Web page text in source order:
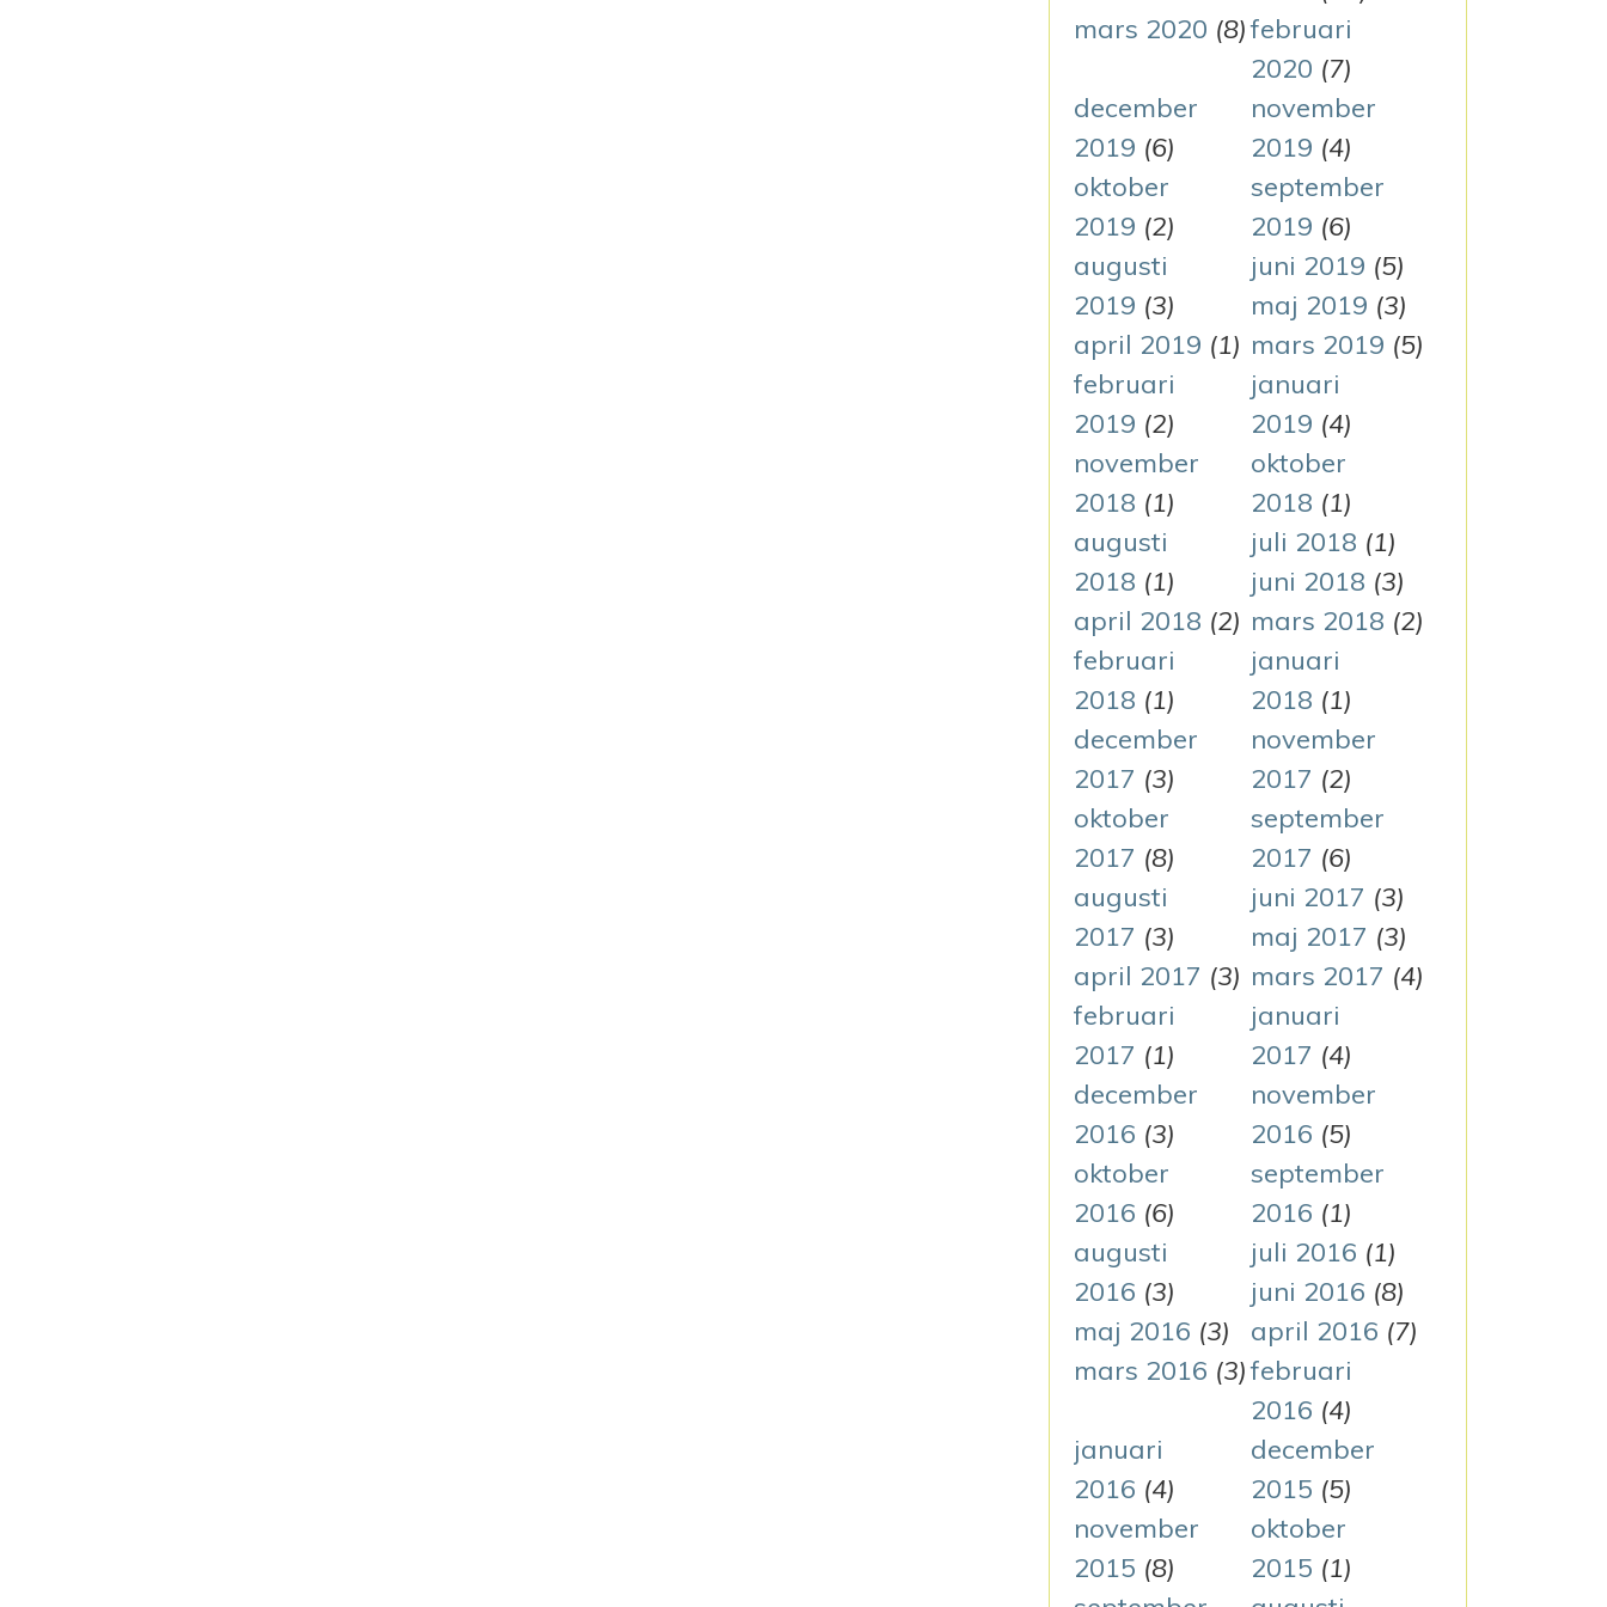
mars 2020 (8)februari
2020 (7)
december
2019 (6)
november
2019 (4)
oktober
2019 (2)
september
2019 (6)
augusti
2019 (3)
juni 2019 (5)
maj 2019 (3)
april 2019 (1) mars 2019 (5)
februari
2019 (2)
januari
2019 (4)
november
2018 (1)
oktober
2018 (1)
augusti
2018 (1)
juli 2018 (1)
juni 2018 (3)
april 2018 (2) mars 2018 (2)
februari
2018 (1)
januari
2018 (1)
december
2017 (3)
november
2017 (2)
oktober
2017 (8)
september
2017 (6)
augusti
2017 (3)
juni 2017 (3)
maj 2017 (3)
april 2017 (3) mars 2017 (4)
februari
2017 (1)
januari
2017 (4)
december
2016 (3)
november
2016 (5)
oktober
2016 (6)
september
2016 (1)
augusti
2016 (3)
juli 2016 (1)
juni 2016 (8)
maj 2016 (3) april 2016 (7)
mars 2016 (3)februari
2016 (4)
januari
2016 (4)
december
2015 (5)
november
2015 (8)
oktober
2015 (1)